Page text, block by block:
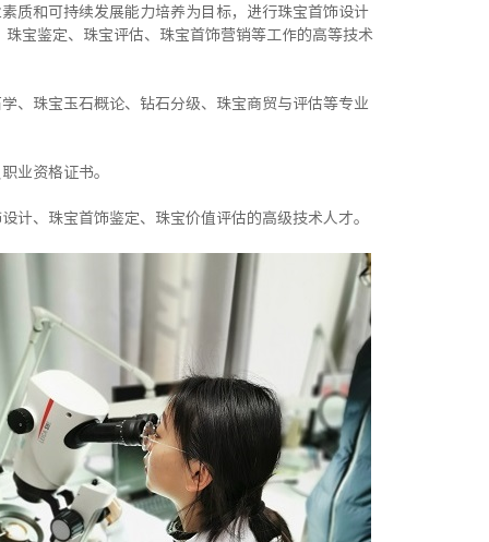
质和可持续发展能力培养为目标，进行珠宝首饰设计
宝鉴定、珠宝评估、珠宝首饰营销等工作的高等技术
、珠宝玉石概论、钻石分级、珠宝商贸与评估等专业
业资格证书。
计、珠宝首饰鉴定、珠宝价值评估的高级技术人才。